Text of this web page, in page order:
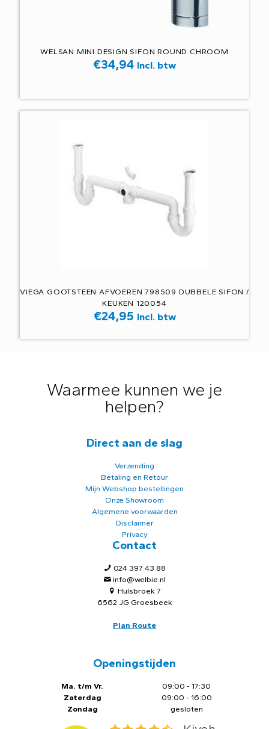
WELSAN MINI DESIGN SIFON ROUND CHROOM
€34,94 Incl. btw
VIEGA GOOTSTEEN AFVOEREN 798509 DUBBELE SIFON /
KEUKEN 120054
€24,95 Incl. btw
Waarmee kunnen we je
helpen?
Direct aan de slag
Verzending
Betaling en Retour
Mijn Webshop bestellingen
Onze Showroom
Algemene voorwaarden
Disclaimer
Privacy
Contact
024 397 43 88
info@welbie.nl
Hulsbroek 7
6562 JG Groesbeek
Plan Route
Openingstijden
Ma. t/m Vr.
Zaterdag
Zondag
09:00 - 17:30
09:00 - 16:00
gesloten